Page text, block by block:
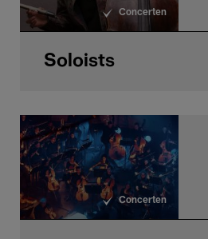
Concerten
Soloists
Concerten